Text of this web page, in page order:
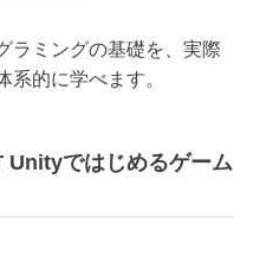
ラミングの基礎を、実際
系的に学べます。
Unityではじめるゲーム